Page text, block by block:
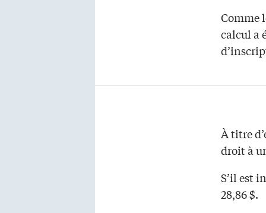
Comme
calcul a
À titre
droit à
S’il est
28,86 $.